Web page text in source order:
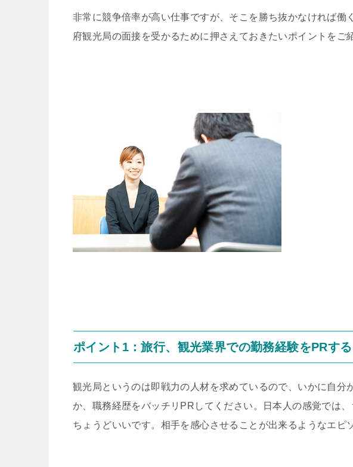
非常に競争倍率が高い仕事ですが、そこを勝ち抜かなければ働
府観光局の面接を受かるために押さえておきたいポイントをご
ポイント1：旅行、観光業界での勤務経験をPRする
観光局というのは即戦力の人材を求めているので、いかに自分
か、職務経歴をバッチリPRしてください。日本人の感覚では
ちょうどいいです。相手を感心させることが出来るようなエピ